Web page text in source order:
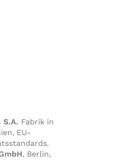
S.A. Fabrik in
EU-
, Berlin,